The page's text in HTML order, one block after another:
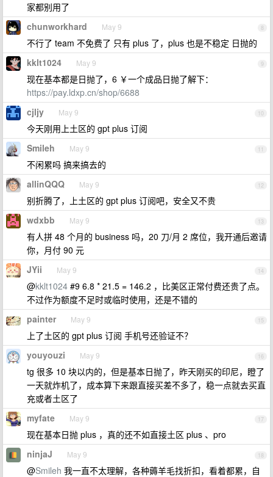
家都别用了
8
chunworkhard May 9
不行了 team 不免费了 只有 plus 了，plus 也是不稳定 日抛的
9
kklt1024 May 9
现在基本都是日抛了，6 ￥一个成品日抛了解下：
https://pay.ldxp.cn/shop/6688
10
cjljy May 9
今天刚用上土区的 gpt plus 订阅
11
Smileh May 9
不闲累吗 搞来搞去的
12
allinQQQ May 9
别折腾了，上土区的 gpt plus 订阅吧，安全又不贵
13
wdxbb May 9
有人拼 48 个月的 business 吗，20 刀/月 2 席位，我开通后邀请
你，月付 90 元
14
JYii May 9
@kklt1024 #9 6.8 * 21.5 = 146.2 ，比美区正常付费还贵了点。
不过作为额度不足时或临时使用，还是不错的
15
painter May 9
上了土区的 gpt plus 订阅 手机号还验证不？
16
youyouzi May 9
tg 很多 10 块以内的，但是基本日抛了，昨天刚买的印尼，瞪了
一天就炸机了，成本算下来跟直接买差不多了，稳一点就去买直
充或者土区了
17
myfate May 9
现在基本日抛 plus ，真的还不如直接土区 plus 、pro
18
ninjaJ May 9
@Smileh 我一直不太理解，各种薅羊毛找折扣，看着都累，自